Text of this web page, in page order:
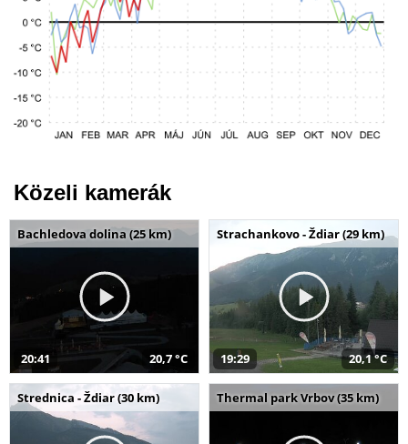
Közeli kamerák
Bachledova dolina (25 km)
20:41 20,7 °C
Strachankovo - Ždiar (29 km)
19:29 20,1 °C
Strednica - Ždiar (30 km) Thermal park Vrbov (35 km)